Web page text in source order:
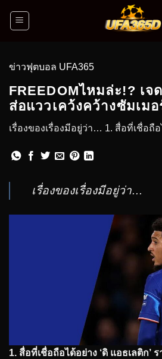
ข่าวฟุตบอล UFA365
FREEDOMไหมล่ะ!? เ
ส่อแววเคว้งคว้างซัมเม
เรื่องของเรื่องมีอยู่ว่า… 1. สื่อที่เชื่อถื
เรื่องของเรื่องมีอยู่ว่า…
1. สื่อที่เชื่อถือได้อย่าง ‘ดิ แอธเลติก’